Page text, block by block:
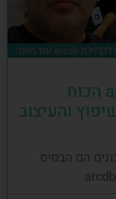
הקהילה העסקית של arcdb הכוח
והעיצוב
הם הבסיס